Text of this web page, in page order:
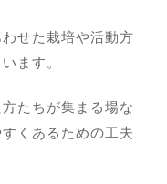
せた栽培や活動方
ます。
たちが集まる場な
くあるための工夫